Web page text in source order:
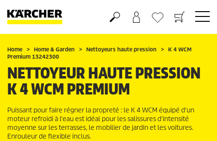
Panier
Mes Favoris
Home Home & Garden Nettoyeurs haute pression
K 4 WCM
Premium 13242300
NETTOYEUR HAUTE PRESSION
K 4 WCM PREMIUM
Puissant pour faire régner la propreté : le K 4 WCM équipé d'un
moteur refroidi à l'eau est idéal pour les salissures d'intensité
moyenne sur les terrasses, le mobilier de jardin et les voitures.
Enrouleur de flexible inclus.